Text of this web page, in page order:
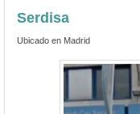
Serdisa
Ubicado en Madrid